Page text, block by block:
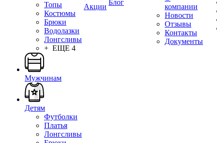
Топы
Костюмы
Брюки
Водолазки
Лонгсливы
+ ЕЩЕ 4
Мужчинам
Детям
Футболки
Платья
Лонгсливы
Акции
Блог
компании
Новости
Отзывы
Контакты
Документы